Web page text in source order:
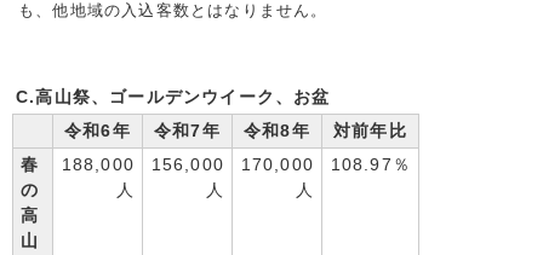
も、他地域の入込客数 とはなりません。
C.高山祭、ゴールデンウイーク、お盆
令和6年
令和7年 令和8年
対前年比
春
の
高
山
188,000
人
156,000
人
170,000
人
108.97％